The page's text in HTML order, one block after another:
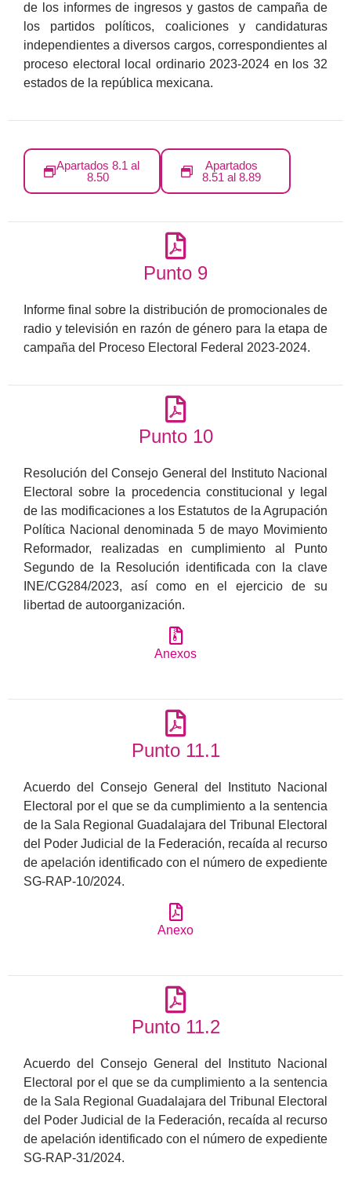
de los informes de ingresos y gastos de campaña de
los partidos políticos, coaliciones y candidaturas
independientes a diversos cargos, correspondientes al
proceso electoral local ordinario 2023-2024 en los 32
estados de la república mexicana.
Apartados 8.1 al
8.50
Apartados
8.51 al 8.89
Punto 9
Informe final sobre la distribución de promocionales de
radio y televisión en razón de género para la etapa de
campaña del Proceso Electoral Federal 2023-2024.
Punto 10
Resolución del Consejo General del Instituto Nacional
Electoral sobre la procedencia constitucional y legal
de las modificaciones a los Estatutos de la Agrupación
Política Nacional denominada 5 de mayo Movimiento
Reformador, realizadas en cumplimiento al Punto
Segundo de la Resolución identificada con la clave
INE/CG284/2023, así como en el ejercicio de su
libertad de autoorganización.
Anexos
Punto 11.1
Acuerdo del Consejo General del Instituto Nacional
Electoral por el que se da cumplimiento a la sentencia
de la Sala Regional Guadalajara del Tribunal Electoral
del Poder Judicial de la Federación, recaída al recurso
de apelación identificado con el número de expediente
SG-RAP-10/2024.
Anexo
Punto 11.2
Acuerdo del Consejo General del Instituto Nacional
Electoral por el que se da cumplimiento a la sentencia
de la Sala Regional Guadalajara del Tribunal Electoral
del Poder Judicial de la Federación, recaída al recurso
de apelación identificado con el número de expediente
SG-RAP-31/2024.